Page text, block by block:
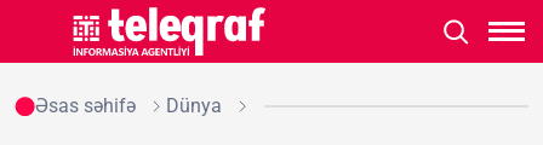
Əsas səhifə Dünya